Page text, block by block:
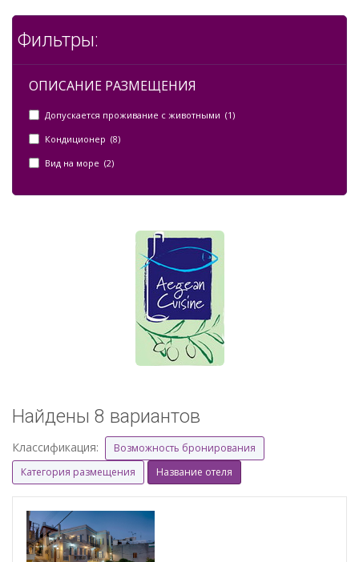
Фильтры:
ОПИСАНИЕ РАЗМЕЩЕНИЯ
Допускается проживание с животными (1)
Кондиционер (8)
Вид на море (2)
Найдены 8 вариантов
Классификация:
Возможность бронирования
Категория размещения
Название отеля